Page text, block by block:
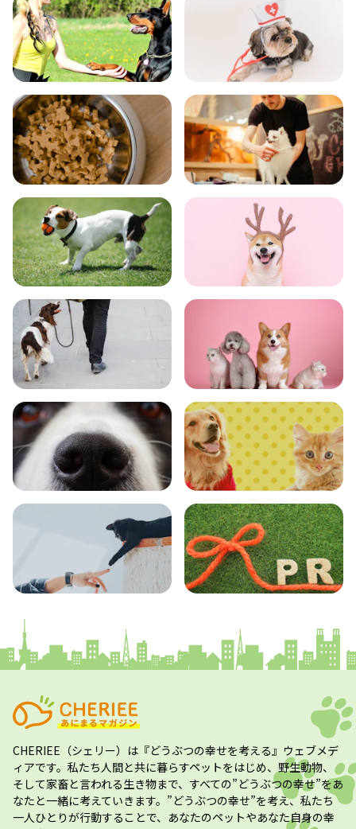
飼い方 健康
食事 お手入れ
トレーニング グッズ
おでかけ 図鑑
エンタメ クイズ
CHERIEE（シェリー） は『どうぶつの幸せを考える』ウェブメデ
ィアです。私たち人間と共に暮らすペットをはじめ、野生動物、
そして家畜と言われる生き物まで、すべての”どうぶつの幸せ”をあ
なたと一緒に考えていきます。”どうぶつの幸せ”を考え、私たち
一人ひとりが行動することで、あなたのペットやあなた自身の幸